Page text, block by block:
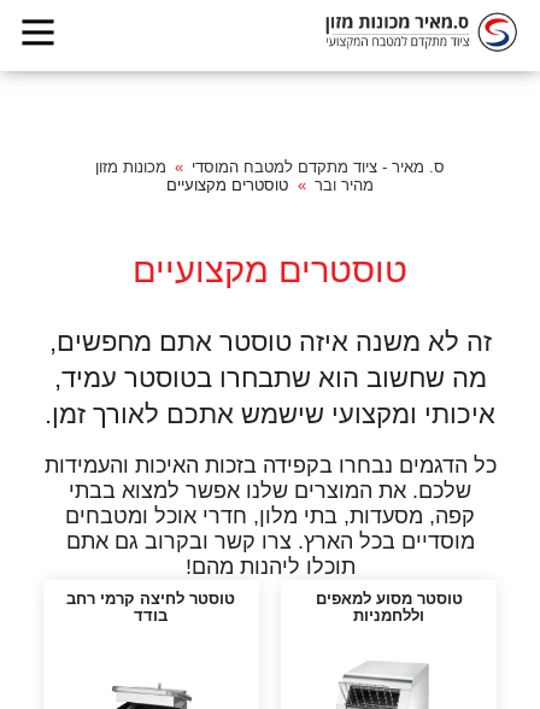
ס. מאיר - ציוד מתקדם למטבח המוסדי
מכונות מזון
מהיר ובר
טוסטרים מקצועיים
טוסטרים מקצועיים
זה לא משנה איזה טוסטר אתם מחפשים,
מה שחשוב הוא שתבחרו בטוסטר עמיד,
איכותי ומקצועי שישמש אתכם לאורך זמן.
כל הדגמים נבחרו בקפידה בזכות האיכות והעמידות
שלכם. את המוצרים שלנו אפשר למצוא בבתי
קפה, מסעדות, בתי מלון, חדרי אוכל ומטבחים
מוסדיים בכל הארץ. צרו קשר ובקרוב גם אתם
תוכלו ליהנות מהם!
טוסטר מסוע למאפים
וללחמניות
טוסטר לחיצה קרמי רחב
בודד